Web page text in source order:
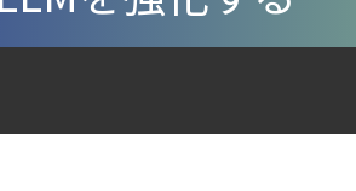
未然に防ぐSecurity Posture Managementの